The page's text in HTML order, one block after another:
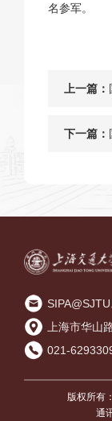
名参军。
上一篇：
下一篇：
上海市华山
021-
版权所有
通